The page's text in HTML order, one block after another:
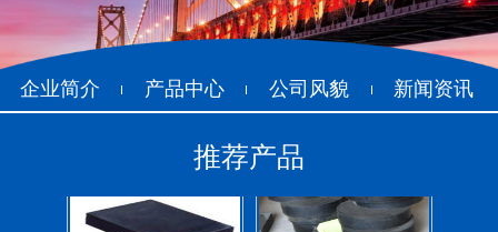
企业简介 产品中心 公司风貌 新闻资讯
推荐产品
项
矩形板式橡胶支座 圆形板式橡胶支座